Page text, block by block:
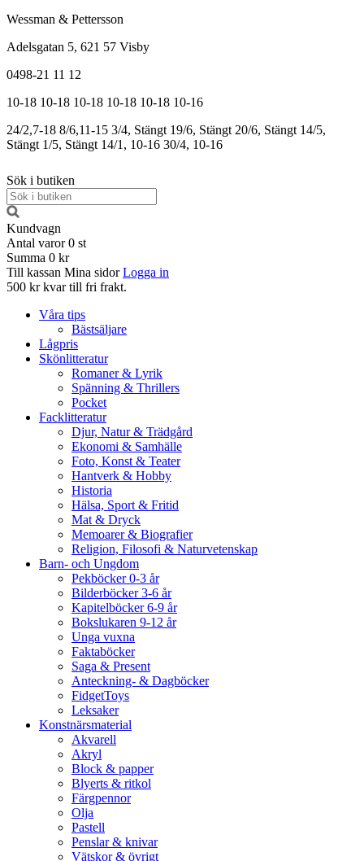
Wessman & Pettersson
Adelsgatan 5, 621 57 Visby
0498-21 11 12
10-18 10-18 10-18 10-18 10-18 10-16
24/2,7-18 8/6,11-15 3/4, Stängt 19/6, Stängt 20/6, Stängt 14/5,
Stängt 1/5, Stängt 14/1, 10-16 30/4, 10-16
Sök i butiken
Kundvagn
Antal varor 0 st
Summa 0 kr
Till kassan Mina sidor Logga in
500 kr kvar till fri frakt.
Våra tips
Bästsäljare
Lågpris
Skönlitteratur
Romaner & Lyrik
Spänning & Thrillers
Pocket
Facklitteratur
Djur, Natur & Trädgård
Ekonomi & Samhälle
Foto, Konst & Teater
Hantverk & Hobby
Historia
Hälsa, Sport & Fritid
Mat & Dryck
Memoarer & Biografier
Religion, Filosofi & Naturvetenskap
Barn- och Ungdom
Pekböcker 0-3 år
Bilderböcker 3-6 år
Kapitelböcker 6-9 år
Bokslukaren 9-12 år
Unga vuxna
Faktaböcker
Saga & Present
Anteckning- & Dagböcker
FidgetToys
Leksaker
Konstnärsmaterial
Akvarell
Akryl
Block & papper
Blyerts & ritkol
Färgpennor
Olja
Pastell
Penslar & knivar
Vätskor & övrigt